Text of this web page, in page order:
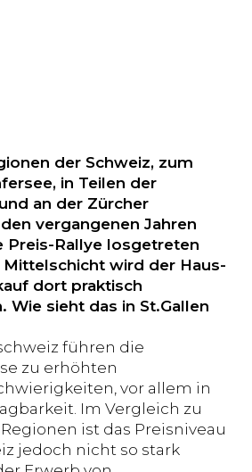
der Schweiz, zum
in Teilen der
an der Zürcher
vergangenen Jahren
Preis-Rallye losgetreten
wird der Haus-
dort praktisch
Wie sieht das in St.Gallen
führen die
zu erhöhten
vor allem in
Im Vergleich zu
ist das Preisniveau
jedoch nicht so stark